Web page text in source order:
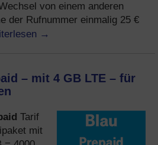
von einem anderen
der Rufnummer einmalig 25 €
→
– mit 4 GB LTE – für
Tarif
mit